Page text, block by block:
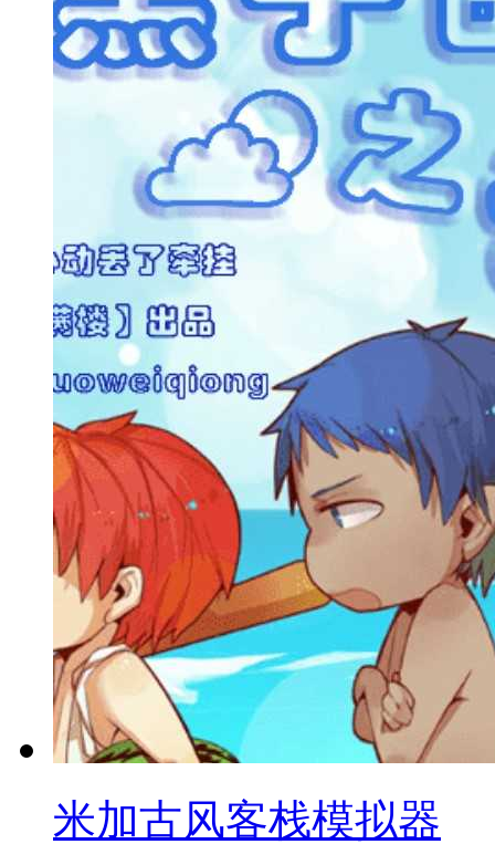
米加古风客栈模拟器